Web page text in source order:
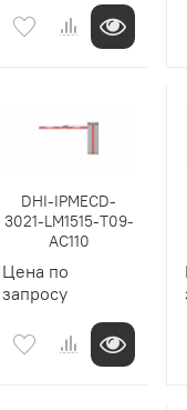
DHI-IPMECD-
3021-LM1515-T09-
AC110
Цена по
запросу